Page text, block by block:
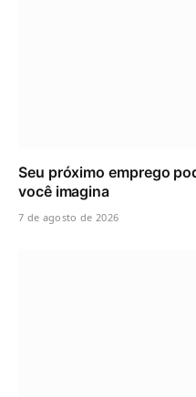
Seu próximo emprego
você imagina
7 de agosto de 2026